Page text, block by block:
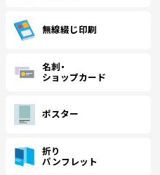
無線綴じ印刷
名刺・
ショップカード
ポスター
折り
パンフレット